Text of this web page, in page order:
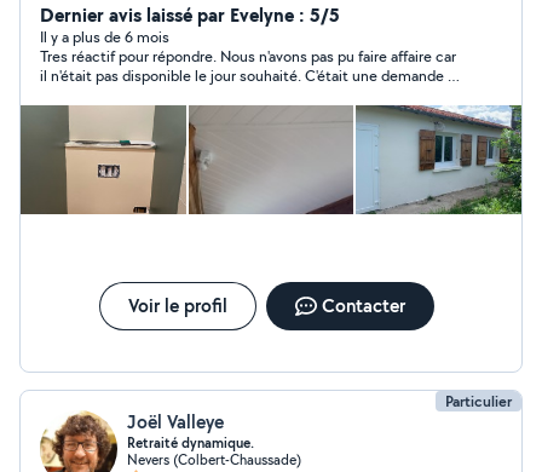
Dernier avis laissé par Evelyne : 5/5
Il y a plus de 6 mois
Tres réactif pour répondre. Nous n'avons pas pu faire affaire car
il n'était pas disponible le jour souhaité. C'était une demande au
proposer d'autres créneaux.
Voir le profil Contacter
Particulier
Joël Valleye
Retraité dynamique.
Nevers (Colbert-Chaussade)